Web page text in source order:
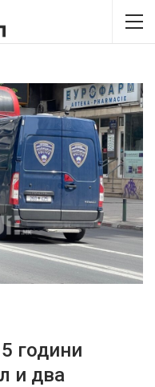
години
и два